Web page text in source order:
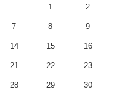
1 2
7 8 9
14 15 16
21 22 23
28 29 30